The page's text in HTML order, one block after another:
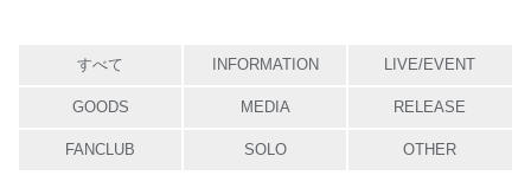
すべて INFORMATION LIVE/EVENT
GOODS MEDIA RELEASE
FANCLUB SOLO OTHER